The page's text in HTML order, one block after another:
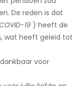
De reden is dat
19 ) heeft de
wat heeft geleid tot
voor